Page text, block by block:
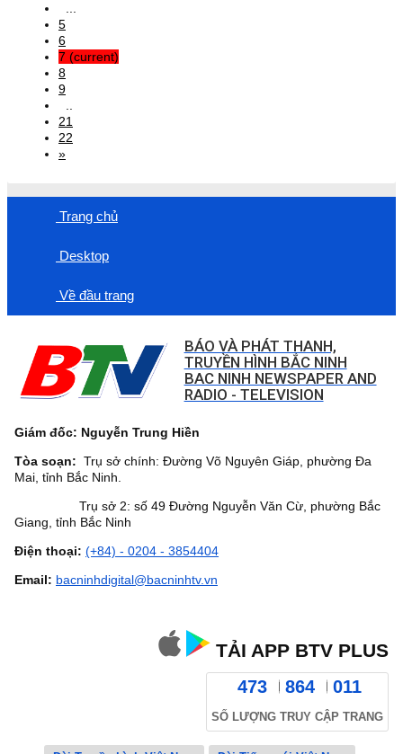
5
6
7 (current)
8
9
21
22
»
Trang chủ
Desktop
Về đầu trang
BÁO VÀ PHÁT THANH,
TRUYỀN HÌNH BẮC NINH
BAC NINH NEWSPAPER AND
RADIO - TELEVISION
Giám đốc: Nguyễn Trung Hiền
Tòa soạn: Trụ sở chính: Đường Võ Nguyên Giáp, phường Đa
Mai, tỉnh Bắc Ninh.
Trụ sở 2: số 49 Đường Nguyễn Văn Cừ, phường Bắc
Giang, tỉnh Bắc Ninh
Điện thoại: (+84) - 0204 - 3854404
Email: bacninhdigital@bacninhtv.vn
TẢI APP BTV PLUS
473 864 011
SỐ LƯỢNG TRUY CẬP TRANG